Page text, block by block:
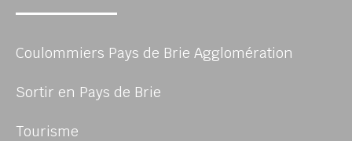
Coulommiers Pays de Brie Agglomération
Sortir en Pays de Brie
Tourisme